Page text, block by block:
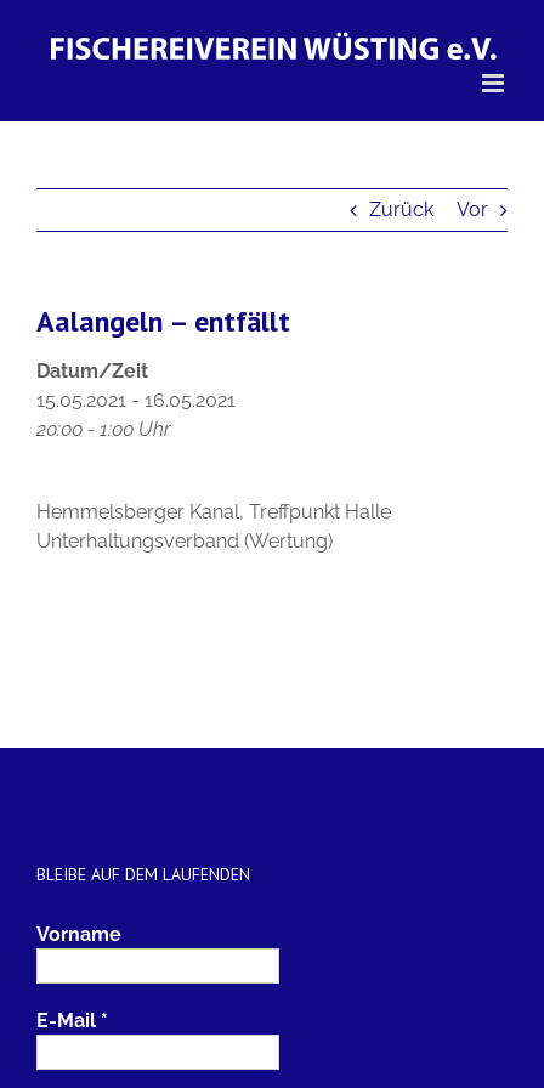
Zurück Vor
Aalangeln – entfällt
Datum/Zeit
15.05.2021 - 16.05.2021
20:00 - 1:00 Uhr
Hemmelsberger Kanal, Treffpunkt Halle
Unterhaltungsverband (Wertung)
BLEIBE AUF DEM LAUFENDEN
Vorname
E-Mail *